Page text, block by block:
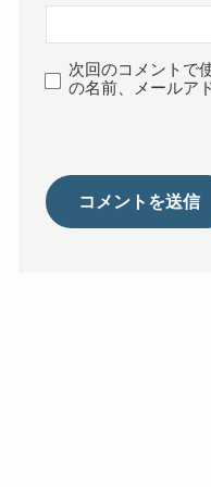
次回のコメントで
の名前、メールア